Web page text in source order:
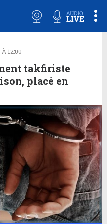
12:00
takfiriste
placé en